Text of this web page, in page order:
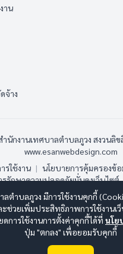
าน
จ้าง
นักงานเทศบาลตำบลภูวง สงวนลิ
www.esanwebdesign.com
รใช้งาน | นโยบายการคุ้มครองข้
รรักษาความปลอดภัยมั่นคงเว็บไซต์
นไลน์:13 ทั้งหมด:191 (
ลตำบลภูวง มีการใช้งานคุกกี้
ช่วยเพิ่มประสิทธิภาพการใช้งานเ
ดการใช้งานการตั้งค่าคุกกี้ได้ที่ นโย
ปุ่ม "ตกลง" เพื่อยอมรับคุกกี้